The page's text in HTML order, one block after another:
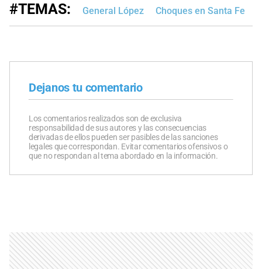
#TEMAS: General López Choques en Santa Fe
Dejanos tu comentario
Los comentarios realizados son de exclusiva
responsabilidad de sus autores y las consecuencias
derivadas de ellos pueden ser pasibles de las sanciones
legales que correspondan. Evitar comentarios ofensivos o
que no respondan al tema abordado en la información.